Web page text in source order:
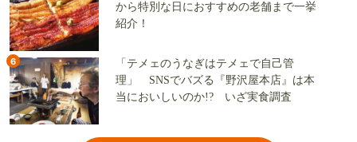
から特別な日におすすめの老舗まで一挙
紹介！
6
「テメェのうなぎはテメェで自己管
理」 SNSでバズる『野沢屋本店』は本
当においしいのか!? いざ実食調査